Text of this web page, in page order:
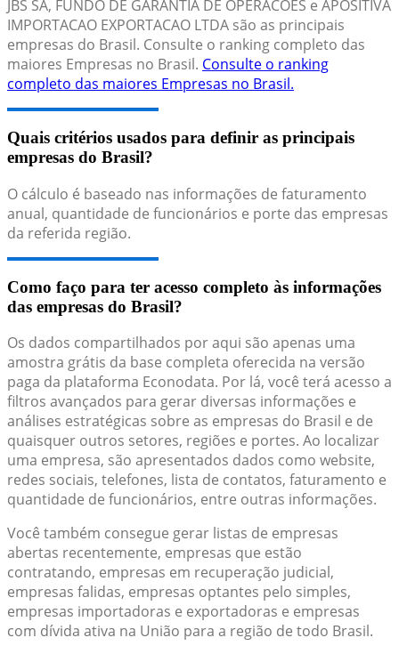
JBS SA, FUNDO DE GARANTIA DE OPERACOES e APOSITIVA
IMPORTACAO EXPORTACAO LTDA são as principais
empresas do Brasil. Consulte o ranking completo das
maiores Empresas no Brasil. Consulte o ranking
completo das maiores Empresas no Brasil.
Quais critérios usados para definir as principais
empresas do Brasil?
O cálculo é baseado nas informações de faturamento
anual, quantidade de funcionários e porte das empresas
da referida região.
Como faço para ter acesso completo às informações
das empresas do Brasil?
Os dados compartilhados por aqui são apenas uma
amostra grátis da base completa oferecida na versão
paga da plataforma Econodata. Por lá, você terá acesso a
filtros avançados para gerar diversas informações e
análises estratégicas sobre as empresas do Brasil e de
quaisquer outros setores, regiões e portes. Ao localizar
uma empresa, são apresentados dados como website,
redes sociais, telefones, lista de contatos, faturamento e
quantidade de funcionários, entre outras informações.
Você também consegue gerar listas de empresas
abertas recentemente, empresas que estão
contratando, empresas em recuperação judicial,
empresas falidas, empresas optantes pelo simples,
empresas importadoras e exportadoras e empresas
com dívida ativa na União para a região de todo Brasil.